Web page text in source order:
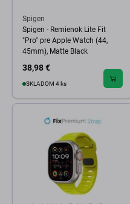
Spigen
Spigen - Remienok Lite Fit
"Pro" pre Apple Watch (44,
45mm), Matte Black
38,98 €
SKLADOM 4 ks